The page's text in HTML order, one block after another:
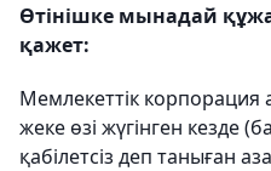
Өтінішке мынадай
қажет:
Мемлекеттік
жеке өзі жүгінген кезде
қабілетсіз деп таныған